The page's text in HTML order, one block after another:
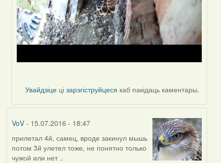
Увайдзіце цізарэгіструйцеся каб пакідаць каментары.
VoV- 15.07.2016 - 18:47
прилетал 4й, самец, вроде закинул мышь
потом 3й улетел тоже, не понятно только
чужой или нет ..